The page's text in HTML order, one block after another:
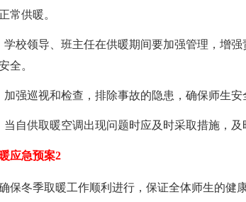
常供暖。
领导、班主任在供暖期间要加强管理，增强
全。
巡视和检查，排除事故的隐患，确保师生安
供取暖空调出现问题时应及时采取措施，及
应急预案2
冬季取暖工作顺利进行，保证全体师生的健